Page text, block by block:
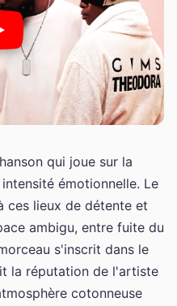
qui joue sur la
émotionnelle. Le
lieux de détente et
ambigu, entre fuite du
s'inscrit dans le
la réputation de l'artiste
cotonneuse